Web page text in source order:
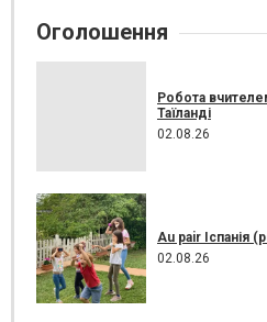
Оголошення
Робота
Таїланді
02.08.26
Au pair Іспанія
02.08.26